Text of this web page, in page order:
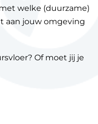
welke (duurzame)
aan jouw omgeving
Of moet jij je